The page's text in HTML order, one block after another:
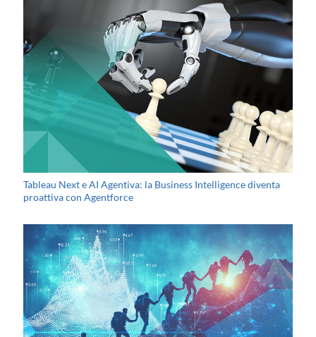
Tableau Next e AI Agentiva: la Business Intelligence diventa
proattiva con Agentforce